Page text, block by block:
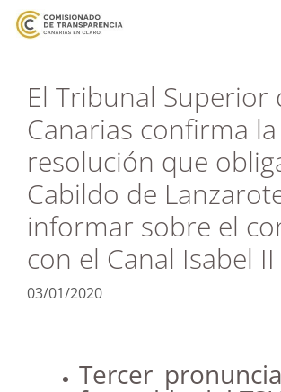
El Tribunal Superior
Canarias confirma la
resolución que
Cabildo de
informar sobre el
con el Canal Isabel II
03/01/2020
Tercer